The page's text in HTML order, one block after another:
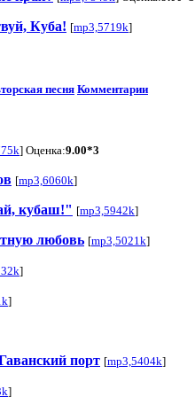
Куба! [mp3,5719k]
песня Комментарии
] Оценка:9.00*3
[mp3,6060k]
кубаш!" [mp3,5942k]
любовь [mp3,5021k]
]
]
порт [mp3,5404k]
]